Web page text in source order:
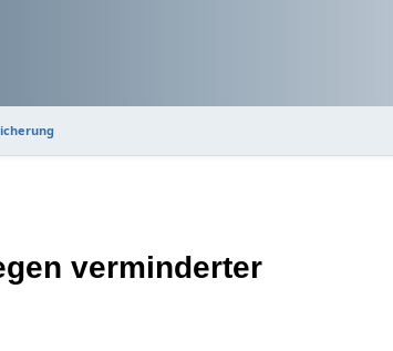
verminderter